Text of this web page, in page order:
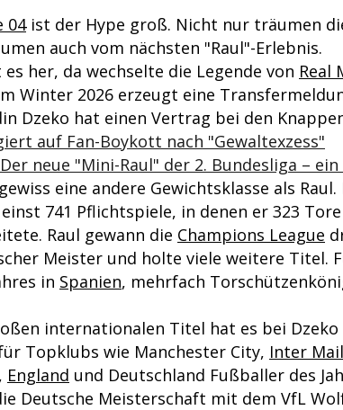
04ist der Hype groß. Nicht nur träumen
auch vom nächsten "Raul"-Erlebnis.
es her, da wechselte die Legende von Real
Winter 2026 erzeugt eine
Dzeko hat einen Vertrag bei den
auf Fan-Boykott nach "Gewaltexzess"
neue "Mini-Raul" der 2. Bundesliga –
eine andere Gewichtsklasse als
741 Pflichtspiele, in denen er 323
Raul gewann die Champions League
Meister und holte viele weitere Titel.
in Spanien, mehrfach
internationalen Titel hat es bei
Topklubs wie Manchester City, Inter
England und Deutschland Fußballer des
Deutsche Meisterschaft mit dem VfL